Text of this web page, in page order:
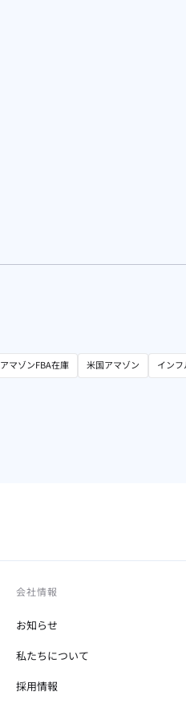
アマゾンFBA在庫 米国アマゾン イン
会社情報
お知らせ
私たちについて
採用情報